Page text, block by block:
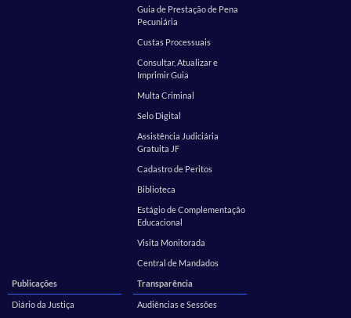
Guia de Prestação de Pena
Pecuniária
Custas Processuais
Consultar, Atualizar e
Imprimir Guia
Multa Criminal
Selo Digital
Assistência Judiciária
Gratuita JF
Cadastro de Peritos
Biblioteca
Estágio de Complementação
Educacional
Visita Monitorada
Central de Mandados
Publicações
Diário da Justiça
Transparência
Audiências e Sessões